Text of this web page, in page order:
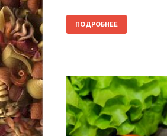
ПОДРОБНЕЕ